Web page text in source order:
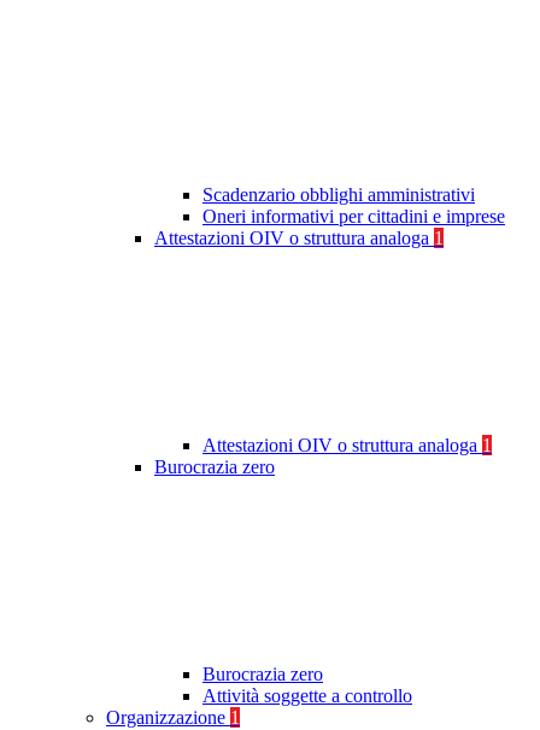
Scadenzario obblighi amministrativi
Oneri informativi per cittadini e imprese
Attestazioni OIV o struttura analoga 1
Attestazioni OIV o struttura analoga 1
Burocrazia zero
Burocrazia zero
Attività soggette a controllo
Organizzazione 1